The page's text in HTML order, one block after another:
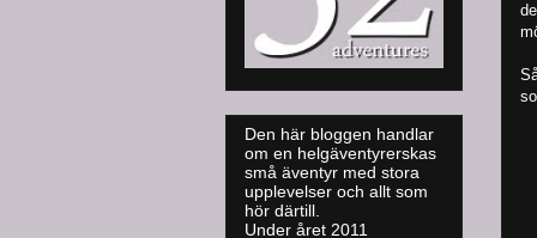
Den här bloggen handlar
om en helgäventyrerskas
små äventyr med stora
upplevelser och allt som
hör därtill.
Under året 2011